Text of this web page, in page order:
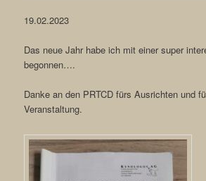
19.02.2023
Das neue Jahr habe ich mit einer super
begonnen….
Danke an den PRTCD fürs Ausrichten und
Veranstaltung.